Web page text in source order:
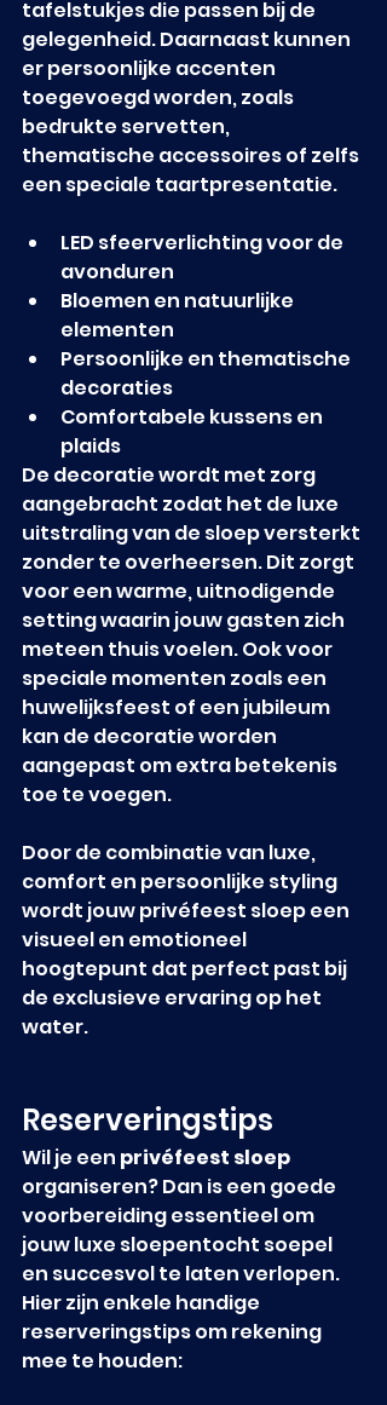
tafelstukjes die passen bij de
gelegenheid. Daarnaast kunnen
er persoonlijke accenten
toegevoegd worden, zoals
bedrukte servetten,
thematische accessoires of zelfs
een speciale taartpresentatie.
LED sfeerverlichting voor de
avonduren
Bloemen en natuurlijke
elementen
Persoonlijke en thematische
decoraties
Comfortabele kussens en
plaids
De decoratie wordt met zorg
aangebracht zodat het de luxe
uitstraling van de sloep versterkt
zonder te overheersen. Dit zorgt
voor een warme, uitnodigende
setting waarin jouw gasten zich
meteen thuis voelen. Ook voor
speciale momenten zoals een
huwelijksfeest of een jubileum
kan de decoratie worden
aangepast om extra betekenis
toe te voegen.
Door de combinatie van luxe,
comfort en persoonlijke styling
wordt jouw privéfeest sloep een
visueel en emotioneel
hoogtepunt dat perfect past bij
de exclusieve ervaring op het
water.
Reserveringstips
Wil je een privéfeest sloep
organiseren? Dan is een goede
voorbereiding essentieel om
jouw luxe sloepentocht soepel
en succesvol te laten verlopen.
Hier zijn enkele handige
reserveringstips om rekening
mee te houden: